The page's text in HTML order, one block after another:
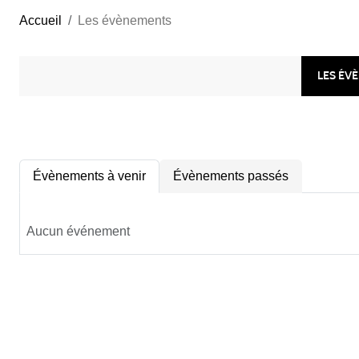
Accueil Les évènements
LES
Évènements à venir Évènements passés
Aucun événement